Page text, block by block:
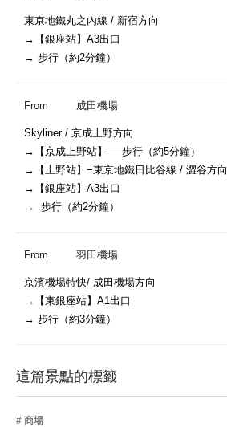
東京地鐵丸之內線 / 新宿方向
→【銀座站】A3出口
From 成田機場
Skyliner / 京成上野方向
→【京成上野站】──步行（約5分鐘）
→【上野站】−東京地鐵日比谷線 / 澀谷方向
→【銀座站】A3出口
From 羽田機場
京濱機場特快/ 成田機場方向
→【東銀座站】A1出口
這篇景點的標籤
商場